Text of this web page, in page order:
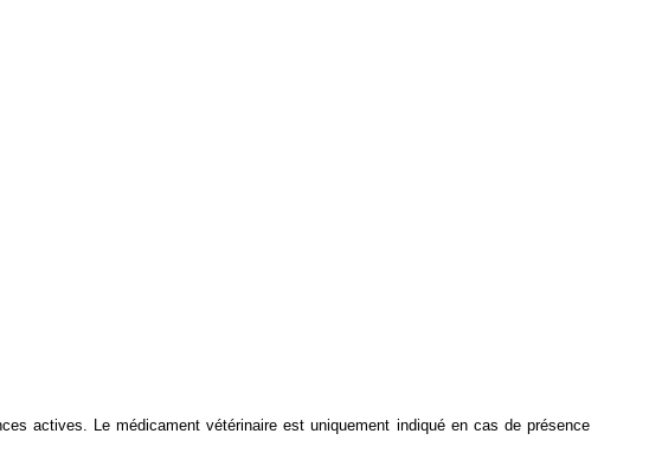
actives. Le médicament vétérinaire est uniquement indiqué en cas de présence